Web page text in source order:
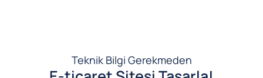
Teknik Bilgi Gerekmeden